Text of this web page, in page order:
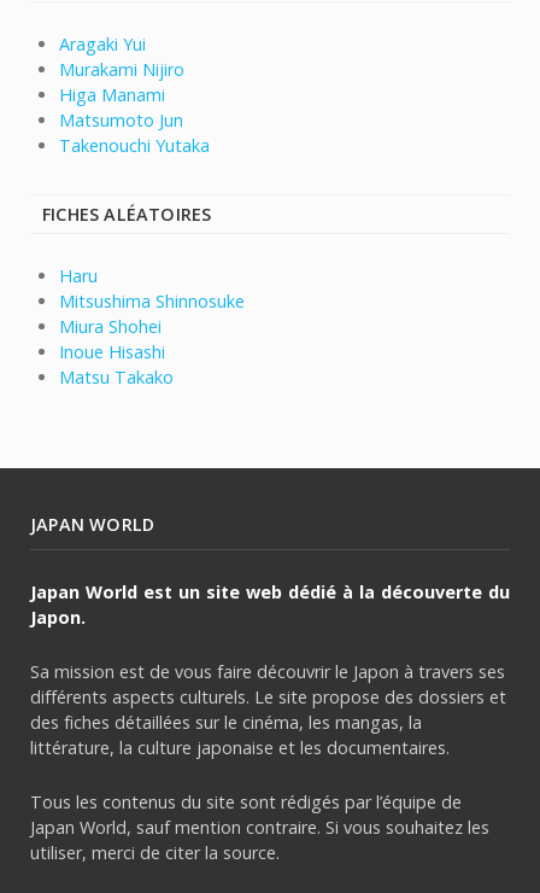
Aragaki Yui
Murakami Nijiro
Higa Manami
Matsumoto Jun
Takenouchi Yutaka
FICHES ALÉATOIRES
Haru
Mitsushima Shinnosuke
Miura Shohei
Inoue Hisashi
Matsu Takako
JAPAN WORLD
Japan World est un site web dédié à la découverte du
Japon.
Sa mission est de vous faire découvrir le Japon à travers ses
différents aspects culturels. Le site propose des dossiers et
des fiches détaillées sur le cinéma, les mangas, la
littérature, la culture japonaise et les documentaires.
Tous les contenus du site sont rédigés par l’équipe de
Japan World, sauf mention contraire. Si vous souhaitez les
utiliser, merci de citer la source.